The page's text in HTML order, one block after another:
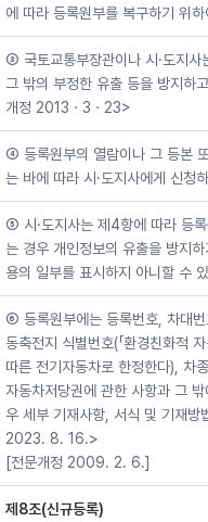
에 따라 등록원부를 복구하기 위
③ 국토교통부장관이나 시·도지
그 밖의 부정한 유출 등을 방지하
개정 2013ㆍ3ㆍ23>
④ 등록원부의 열람이나 그 등본
는 바에 따라 시·도지사에게 신
⑤ 시·도지사는 제4항에 따라 등
는 경우 개인정보의 유출을 방지
용의 일부를 표시하지 아니할 수
⑥ 등록원부에는 등록번호, 차대
동축전지 식별번호(「환경친화적
따른 전기자동차로 한정한다), 차
자동차저당권에 관한 사항과 그
우 세부 기재사항, 서식 및 기재
2023. 8. 16.>
[전문개정 2009. 2. 6.]
제8조(신규등록)